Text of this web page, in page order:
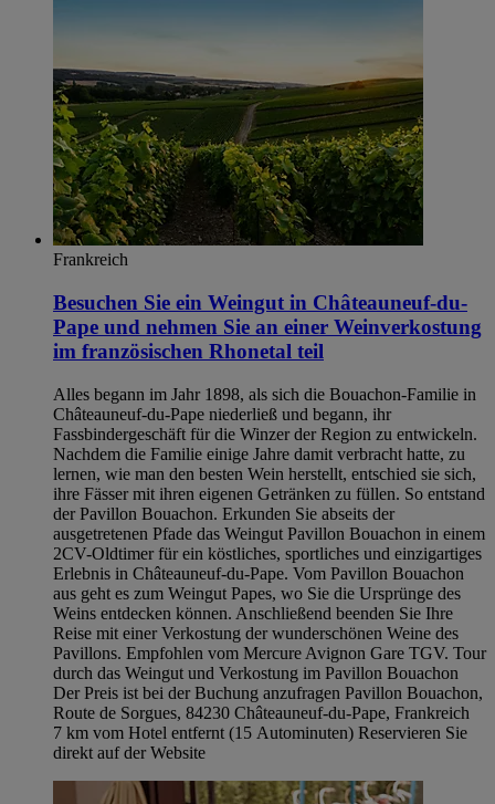
Frankreich
Besuchen Sie ein Weingut in Châteauneuf-du-
Pape und nehmen Sie an einer Weinverkostung
im französischen Rhonetal teil
Alles begann im Jahr 1898, als sich die Bouachon-Familie in
Châteauneuf-du-Pape niederließ und begann, ihr
Fassbindergeschäft für die Winzer der Region zu entwickeln.
Nachdem die Familie einige Jahre damit verbracht hatte, zu
lernen, wie man den besten Wein herstellt, entschied sie sich,
ihre Fässer mit ihren eigenen Getränken zu füllen. So entstand
der Pavillon Bouachon. Erkunden Sie abseits der
ausgetretenen Pfade das Weingut Pavillon Bouachon in einem
2CV-Oldtimer für ein köstliches, sportliches und einzigartiges
Erlebnis in Châteauneuf-du-Pape. Vom Pavillon Bouachon
aus geht es zum Weingut Papes, wo Sie die Ursprünge des
Weins entdecken können. Anschließend beenden Sie Ihre
Reise mit einer Verkostung der wunderschönen Weine des
Pavillons. Empfohlen vom Mercure Avignon Gare TGV. Tour
durch das Weingut und Verkostung im Pavillon Bouachon
Der Preis ist bei der Buchung anzufragen Pavillon Bouachon,
Route de Sorgues, 84230 Châteauneuf-du-Pape, Frankreich
7 km vom Hotel entfernt (15 Autominuten) Reservieren Sie
direkt auf der Website